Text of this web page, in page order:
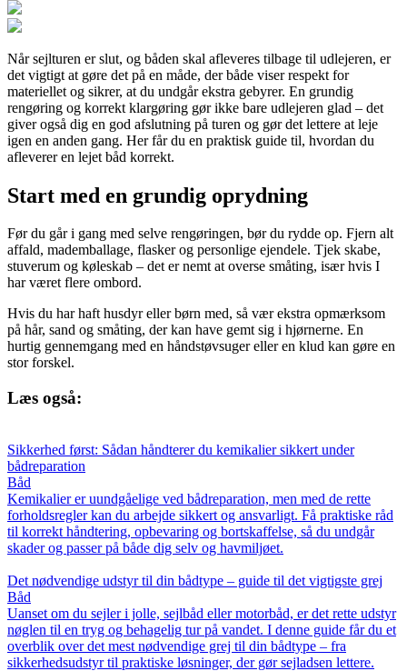
Når sejlturen er slut, og båden skal afleveres tilbage til udlejeren, er
det vigtigt at gøre det på en måde, der både viser respekt for
materiellet og sikrer, at du undgår ekstra gebyrer. En grundig
rengøring og korrekt klargøring gør ikke bare udlejeren glad – det
giver også dig en god afslutning på turen og gør det lettere at leje
igen en anden gang. Her får du en praktisk guide til, hvordan du
afleverer en lejet båd korrekt.
Start med en grundig oprydning
Før du går i gang med selve rengøringen, bør du rydde op. Fjern alt
affald, mademballage, flasker og personlige ejendele. Tjek skabe,
stuverum og køleskab – det er nemt at overse småting, især hvis I
har været flere ombord.
Hvis du har haft husdyr eller børn med, så vær ekstra opmærksom
på hår, sand og småting, der kan have gemt sig i hjørnerne. En
hurtig gennemgang med en håndstøvsuger eller en klud kan gøre en
stor forskel.
Læs også:
Sikkerhed først: Sådan håndterer du kemikalier sikkert under
bådreparation
Båd
Kemikalier er uundgåelige ved bådreparation, men med de rette
forholdsregler kan du arbejde sikkert og ansvarligt. Få praktiske råd
til korrekt håndtering, opbevaring og bortskaffelse, så du undgår
skader og passer på både dig selv og havmiljøet.
Det nødvendige udstyr til din bådtype – guide til det vigtigste grej
Båd
Uanset om du sejler i jolle, sejlbåd eller motorbåd, er det rette udstyr
nøglen til en tryg og behagelig tur på vandet. I denne guide får du et
overblik over det mest nødvendige grej til din bådtype – fra
sikkerhedsudstyr til praktiske løsninger, der gør sejladsen lettere.